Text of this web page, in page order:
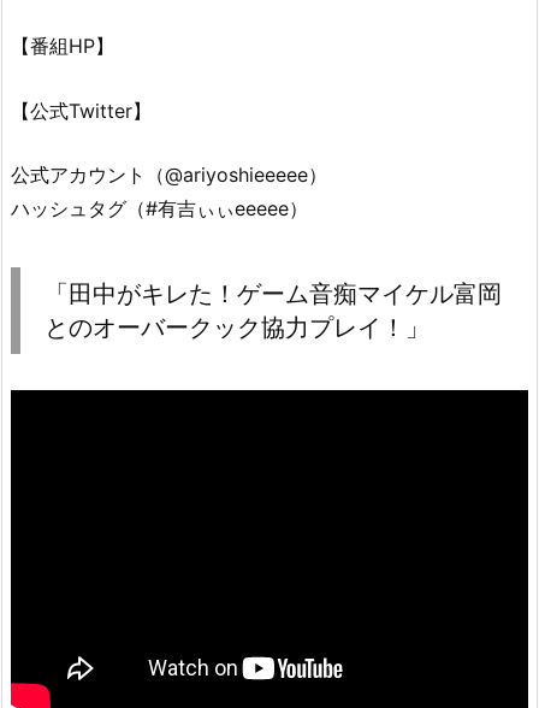
【番組HP】
【公式Twitter】
公式アカウント（@ariyoshieeeee）
ハッシュタグ（#有吉ぃぃeeeee）
「田中がキレた！ゲーム音痴マイケル富岡
とのオーバークック協力プレイ！」